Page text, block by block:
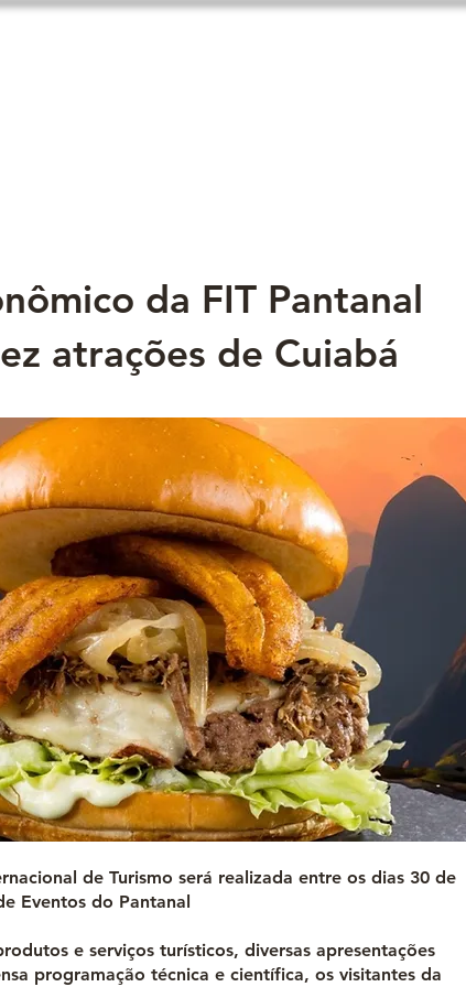
da FIT Pantanal
atrações de Cuiabá
de Turismo será realizada entre os dias 30 de
Eventos do Pantanal
e serviços turísticos, diversas apresentações
programação técnica e científica, os visitantes da